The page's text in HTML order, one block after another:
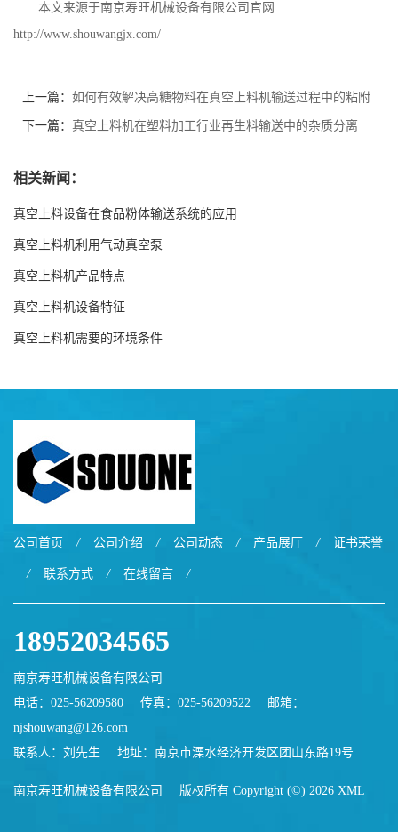
本文来源于南京寿旺机械设备有限公司官网
http://www.shouwangjx.com/
上一篇： 如何有效解决高糖物料在真空上料机输送过程中的粘附
问题?
下一篇： 真空上料机在塑料加工行业再生料输送中的杂质分离
相关新闻：
真空上料设备在食品粉体输送系统的应用
真空上料机利用气动真空泵
真空上料机产品特点
真空上料机设备特征
真空上料机需要的环境条件
公司首页 / 公司介绍 / 公司动态 / 产品展厅 / 证书荣誉
/ 联系方式 / 在线留言 /
18952034565
南京寿旺机械设备有限公司
电话：025-56209580
传真：025-56209522
邮箱：
njshouwang@126.com
联系人：刘先生
地址：南京市溧水经济开发区团山东路19号
南京寿旺机械设备有限公司 版权所有 Copyright (©) 2026 XML